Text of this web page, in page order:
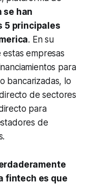
se han
5 principales
. En su
empresas
para
bancarizadas, lo
de sectores
para
de
fintech es que